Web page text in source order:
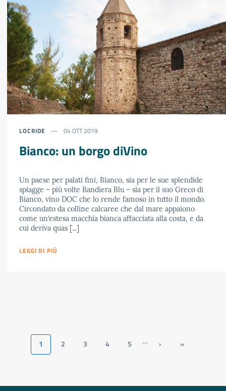
LOCRIDE 04 OTT 2019
Bianco: un borgo diVino
Un paese per palati fini, Bianco, sia per le sue splendide
spiagge – più volte Bandiera Blu – sia per il suo Greco di
Bianco, vino DOC che lo rende famoso in tutto il mondo.
Circondato da colline calcaree che dal mare appaiono
come un’estesa macchia bianca affacciata alla costa, e da
cui deriva quas [...]
LEGGI DI PIÙ
Pagina
attuale
1 Page
2 Page
3 Page
4 Page
5 …
Pagina
› Ultima
»